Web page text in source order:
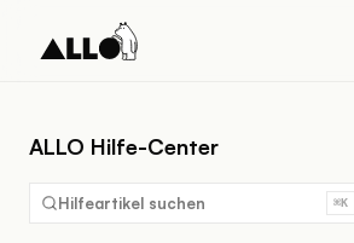
ALLO Hilfe-Center
Hilfeartikel suchen ⌘K